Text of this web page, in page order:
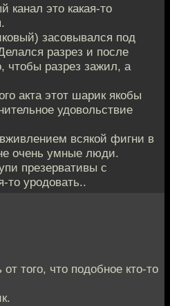
канал это какая-то
засовывался под
разрез и после
чтобы разрез зажил, а
акта этот шарик якобы
удовольствие
всякой фигни в
очень умные люди.
презервативы с
то уродовать..
того, что подобное кто-то